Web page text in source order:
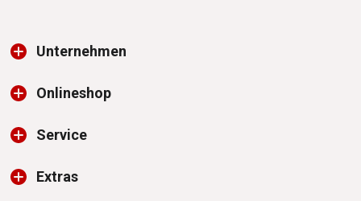
Unternehmen
Onlineshop
Service
Extras